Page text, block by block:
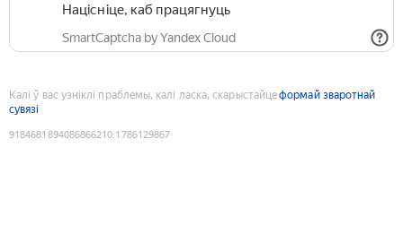
Націсніце, каб працягнуць
SmartCaptcha by Yandex Cloud
Калі ў вас узніклі праблемы, калі ласка, скарыстайцеформай зваротнай
сувязі
9184681894086866210:1786129867